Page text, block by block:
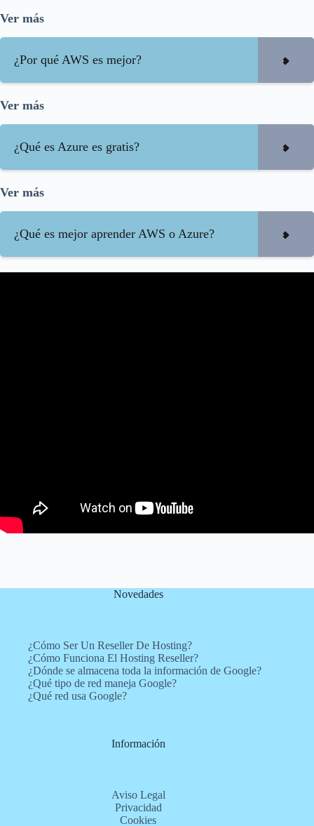
Ver más
¿Por qué AWS es mejor?
Ver más
¿Qué es Azure es gratis?
Ver más
¿Qué es mejor aprender AWS o Azure?
Novedades
¿Cómo Ser Un Reseller De Hosting?
¿Cómo Funciona El Hosting Reseller?
¿Dónde se almacena toda la información de Google?
¿Qué tipo de red maneja Google?
¿Qué red usa Google?
Información
Aviso Legal
Privacidad
Cookies